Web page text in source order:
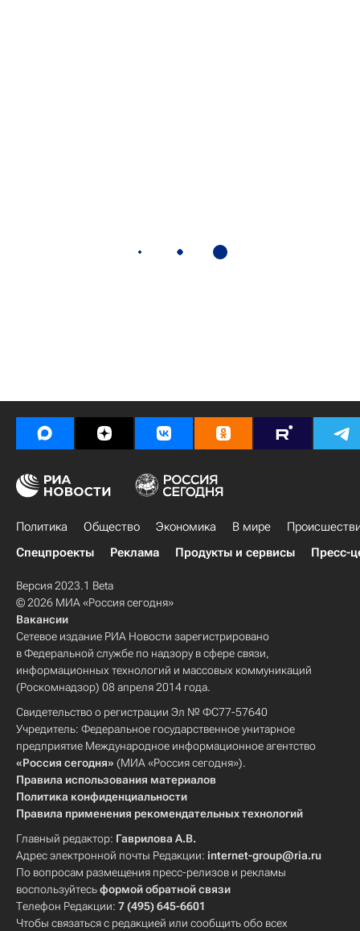
Политика Общество Экономика В мире
Спецпроекты
Реклама Продукты и сервисы Пресс-
Версия 2023.1 Beta
© 2026 МИА «Россия сегодня»
Вакансии
Сетевое издание РИА Новости зарегистрировано
в Федеральной службе по надзору в сфере связи,
информационных технологий и массовых коммуникаций
(Роскомнадзор) 08 апреля 2014 года.
Свидетельство о регистрации Эл № ФС77-57640
Учредитель: Федеральное государственное унитарное
предприятие Международное информационное агентство
«Россия сегодня» (МИА «Россия сегодня»).
Правила использования материалов
Политика конфиденциальности
Правила применения рекомендательных технологий
Главный редактор: Гаврилова А.В.
Адрес электронной почты Редакции: internet-group@ria.ru
По вопросам размещения пресс-релизов и рекламы
воспользуйтесьформой обратной связи
Телефон Редакции: 7 (495) 645-6601
Чтобы связаться с редакцией или сообщить обо всех